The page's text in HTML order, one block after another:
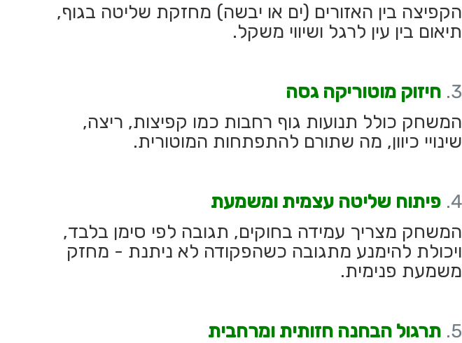
הקפיצה בין האזורים (ים או יבשה) מחזקת שליטה בגוף,
תיאום בין עין לרגל ושיווי משקל.
חיזוק מוטוריקה גסה
המשחק כולל תנועות גוף רחבות כמו קפיצות, ריצה,
שינויי כיוון, מה שתורם להתפתחות המוטורית.
פיתוח שליטה עצמית ומשמעת
המשחק מצריך עמידה בחוקים, תגובה לפי סימן בלבד,
ויכולת להימנע מתגובה כשהפקודה לא ניתנת - מחזק
משמעת פנימית.
תרגול הבחנה חזותית ומרחבית